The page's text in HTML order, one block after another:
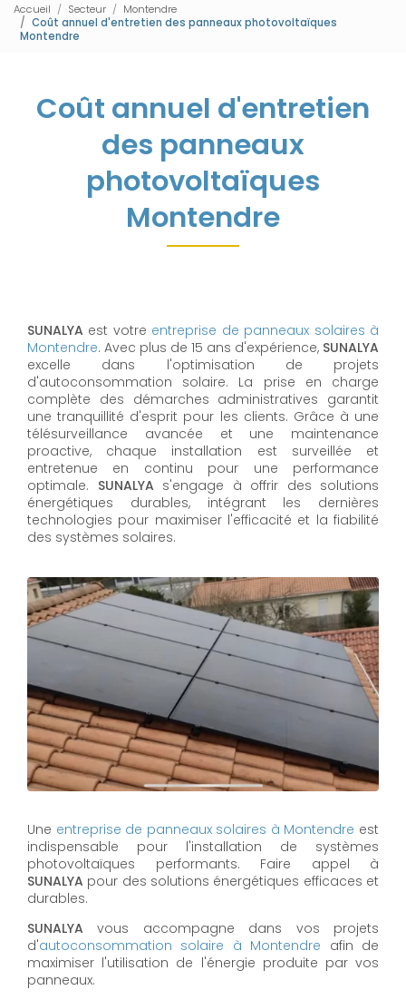
Accueil Secteur
Montendre
Coût annuel d'entretien des panneaux photovoltaïques
Montendre
Coût annuel d'entretien
des panneaux
photovoltaïques
Montendre
SUNALYA est votre entreprise de panneaux solaires à
Montendre. Avec plus de 15 ans d'expérience, SUNALYA
excelle dans l'optimisation de projets
d'autoconsommation solaire. La prise en charge
complète des démarches administratives garantit
une tranquillité d'esprit pour les clients. Grâce à une
télésurveillance avancée et une maintenance
proactive, chaque installation est surveillée et
entretenue en continu pour une performance
optimale. SUNALYA s'engage à offrir des solutions
énergétiques durables, intégrant les dernières
technologies pour maximiser l'efficacité et la fiabilité
des systèmes solaires.
Une entreprise de panneaux solaires à Montendre est
indispensable pour l'installation de systèmes
photovoltaïques performants. Faire appel à
SUNALYA pour des solutions énergétiques efficaces et
durables.
SUNALYA vous accompagne dans vos projets
d'autoconsommation solaire à Montendre afin de
maximiser l'utilisation de l'énergie produite par vos
panneaux.